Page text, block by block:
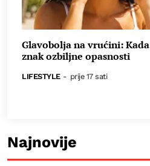
Glavobolja na vrućini:
znak ozbiljne opasnosti
LIFESTYLE - prije 17 sati
Najnovije